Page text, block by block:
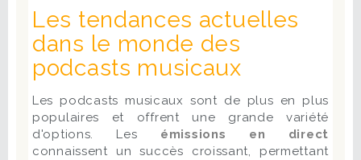
Les tendances actuelles
dans le monde des
podcasts musicaux
Les podcasts musicaux sont de plus en plus
populaires et offrent une grande variété
d'options. Les émissions en direct
connaissent un succès croissant, permettant